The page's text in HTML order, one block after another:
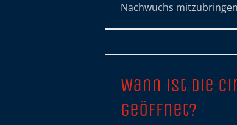
Nachwuchs
Wann ist die
geöffnet?